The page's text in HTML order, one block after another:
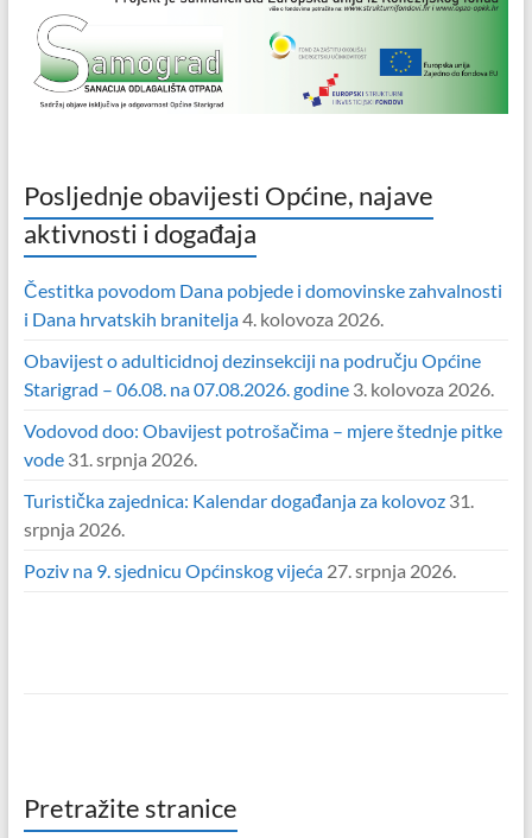
Posljednje obavijesti Općine, najave
aktivnosti i događaja
Čestitka povodom Dana pobjede i domovinske zahvalnosti
i Dana hrvatskih branitelja4. kolovoza 2026.
Obavijest o adulticidnoj dezinsekciji na području Općine
Starigrad – 06.08. na 07.08.2026. godine 3. kolovoza 2026.
Vodovod doo: Obavijest potrošačima – mjere štednje pitke
vode 31. srpnja 2026.
Turistička zajednica: Kalendar događanja za kolovoz 31.
srpnja 2026.
Poziv na 9. sjednicu Općinskog vijeća 27. srpnja 2026.
Pretražite stranice